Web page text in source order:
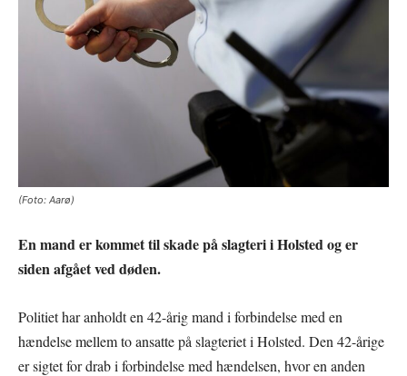
(Foto: Aarø)
En mand er kommet til skade på slagteri i Holsted og er
siden afgået ved døden.
Politiet har anholdt en 42-årig mand i forbindelse med en
hændelse mellem to ansatte på slagteriet i Holsted. Den 42-årige
er sigtet for drab i forbindelse med hændelsen, hvor en anden